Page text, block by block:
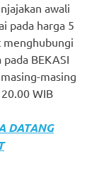
awali
pada harga 5
menghubungi
BEKASI
masing
WIB
DATANG